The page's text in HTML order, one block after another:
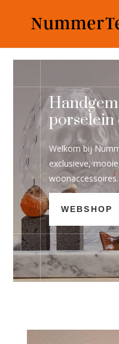
porselein
Welkom bij
exclusieve,
woonaccessoires.
WEBSHOP